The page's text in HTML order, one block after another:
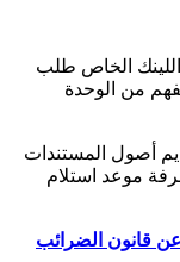
الخاص طلب
من الوحدة
أصول المستندات
موعد استلام
عن قانون الضرائب